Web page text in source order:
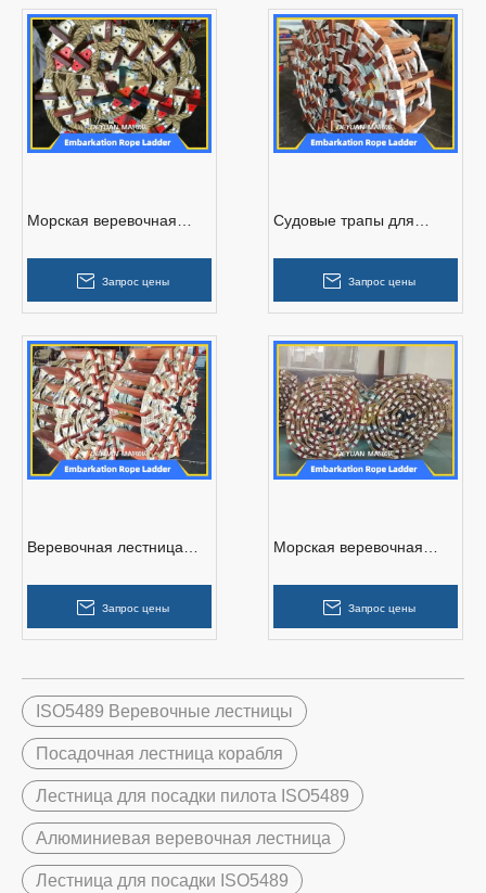
Морская веревочная
продажи
Запрос цены
Судовые трапы для
Запрос цены
Веревочная лестница
MED
Запрос цены
Морская веревочная
ступенями
Запрос цены
ISO5489 Веревочные лестницы
Посадочная лестница корабля
Лестница для посадки пилота ISO5489
Алюминиевая веревочная лестница
Лестница для посадки ISO5489